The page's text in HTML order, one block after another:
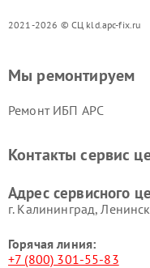
2021-2026 © СЦ kld.apc-fix.ru
Мы ремонтируем
Ремонт ИБП APC
Контакты сервис
Адрес сервисного
г. Калининград,
Горячая линия:
+7 (800) 301-55-83